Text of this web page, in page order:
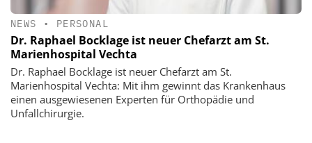
NEWS • PERSONAL
Dr. Raphael Bocklage ist neuer Chefarzt am St.
Marienhospital Vechta
Dr. Raphael Bocklage ist neuer Chefarzt am St.
Marienhospital Vechta: Mit ihm gewinnt das Krankenhaus
einen ausgewiesenen Experten für Orthopädie und
Unfallchirurgie.